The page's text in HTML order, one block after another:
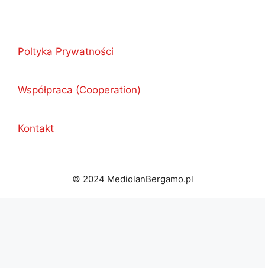
Poltyka Prywatności
Współpraca (Cooperation)
Kontakt
© 2024 MediolanBergamo.pl